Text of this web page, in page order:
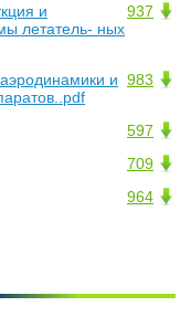
937
и
летатель- ных
983
и
597
709
964